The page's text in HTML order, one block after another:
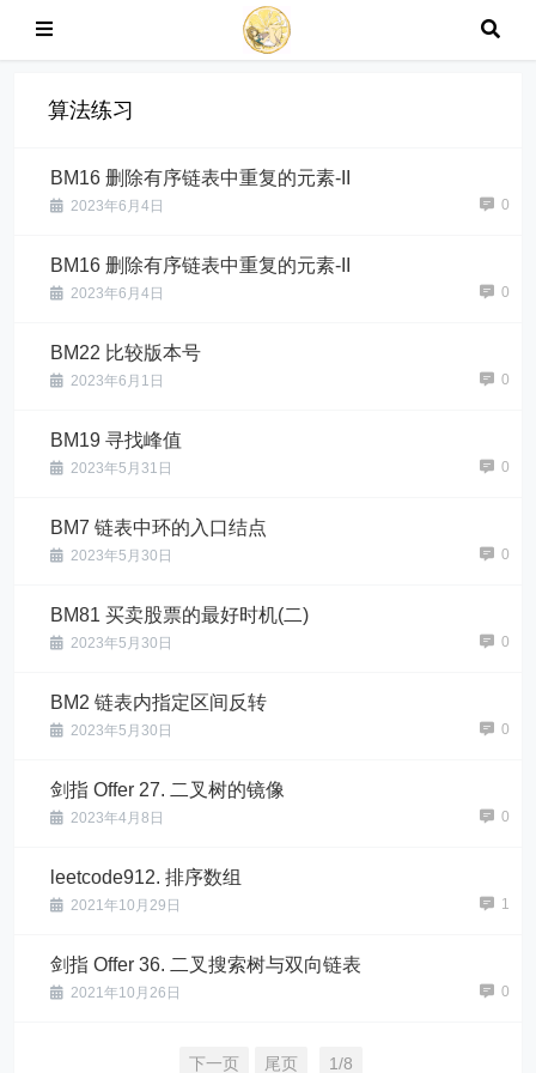
算法练习
BM16 删除有序链表中重复的元素-II
2023年6月4日 0
BM16 删除有序链表中重复的元素-II
2023年6月4日 0
BM22 比较版本号
2023年6月1日 0
BM19 寻找峰值
2023年5月31日 0
BM7 链表中环的入口结点
2023年5月30日 0
BM81 买卖股票的最好时机(二)
2023年5月30日 0
BM2 链表内指定区间反转
2023年5月30日 0
剑指 Offer 27. 二叉树的镜像
2023年4月8日 0
leetcode912. 排序数组
2021年10月29日 1
剑指 Offer 36. 二叉搜索树与双向链表
2021年10月26日 0
下一页 尾页 1/8